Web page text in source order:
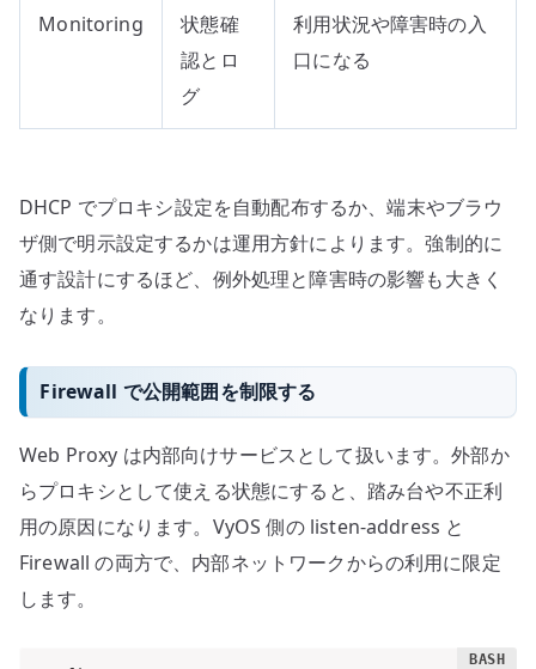
Monitoring
状態確
認とロ
グ
利用状況や障害時の入
口になる
DHCP でプロキシ設定を自動配布するか、端末やブラウ
ザ側で明示設定するかは運用方針によります。強制的に
通す設計にするほど、例外処理と障害時の影響も大きく
なります。
Firewall で公開範囲を制限する
Web Proxy は内部向けサービスとして扱います。外部か
らプロキシとして使える状態にすると、踏み台や不正利
用の原因になります。VyOS 側の listen-address と
Firewall の両方で、内部ネットワークからの利用に限定
します。